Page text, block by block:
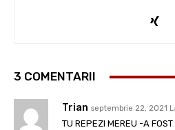
3 COMENTARII
Trian septembrie 22, 2021
TU REPEZI MEREU -A